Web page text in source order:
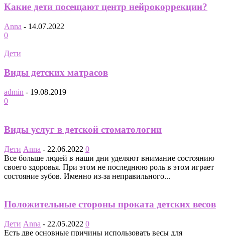
Какие дети посещают центр нейрокоррекции?
Anna - 14.07.2022
0
Дети
Виды детских матрасов
admin - 19.08.2019
0
Виды услуг в детской стоматологии
Дети Anna - 22.06.2022 0
Все больше людей в наши дни уделяют внимание состоянию
своего здоровья. При этом не последнюю роль в этом играет
состояние зубов. Именно из-за неправильного...
Положительные стороны проката детских весов
Дети Anna - 22.05.2022 0
Есть две основные причины использовать весы для